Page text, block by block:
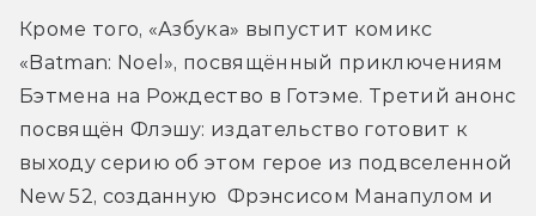
Кроме того, «Азбука» выпустит комикс
«Batman: Noel», посвящённый приключениям
Бэтмена на Рождество в Готэме. Третий анонс
посвящён Флэшу: издательство готовит к
выходу серию об этом герое из подвселенной
New 52, созданную  Фрэнсисом Манапулом и